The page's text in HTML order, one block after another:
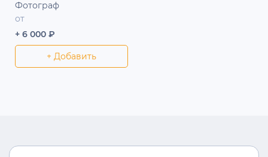
Фотограф
от
+ 6 000 ₽
+ Добавить